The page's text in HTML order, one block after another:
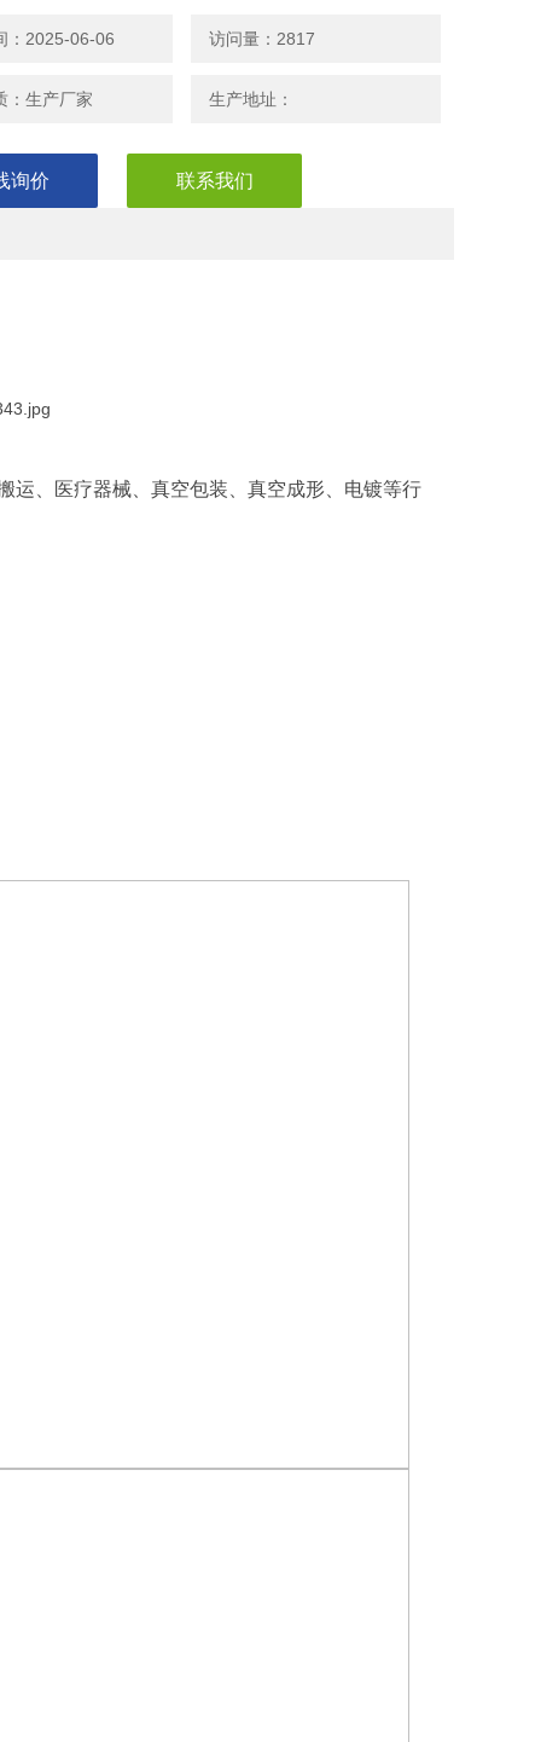
泵主要作用：吸着、搬运，所以被广泛应用于电子、印刷、
：2025-06-06 访问量：2817
：生产厂家 生产地址：
询价 联系我们
运、医疗器械、真空包装、真空成形、电镀等行